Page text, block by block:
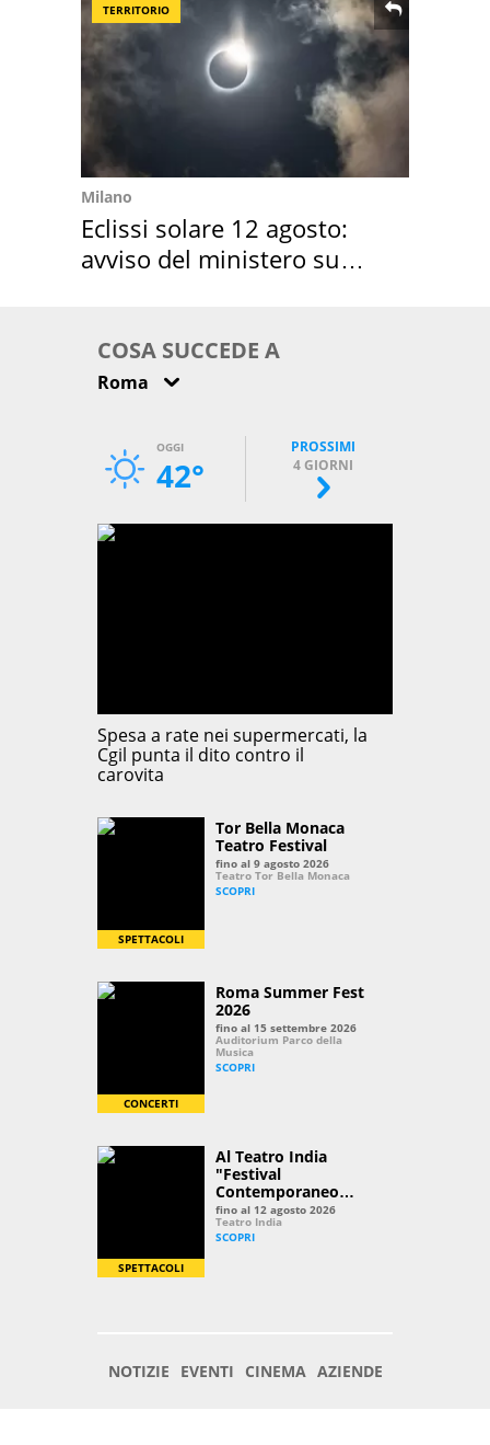
TERRITORIO
Milano
Eclissi solare 12 agosto:
avviso del ministero su